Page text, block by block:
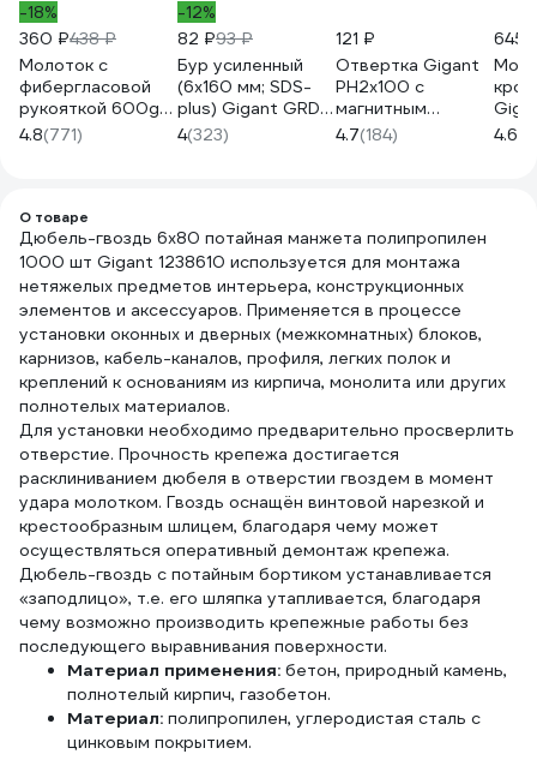
-18%
360 ₽438 ₽
Молоток с
фибергласовой
рукояткой 600g
Gigant HHT600-1
4.8(771)
-12%
82 ₽93 ₽
Бур усиленный
(6х160 мм; SDS-
plus) Gigant GRD
11002
4(323)
121 ₽
Отвертка Gigant
PH2x100 с
магнитным
наконечником GS
PH2100
4.7(184)
645
4.6
О товаре
Дюбель-гвоздь 6x80 потайная манжета полипропилен
1000 шт Gigant 1238610 используется для монтажа
нетяжелых предметов интерьера, конструкционных
элементов и аксессуаров. Применяется в процессе
установки оконных и дверных (межкомнатных) блоков,
карнизов, кабель-каналов, профиля, легких полок и
креплений к основаниям из кирпича, монолита или других
полнотелых материалов.
Для установки необходимо предварительно просверлить
отверстие. Прочность крепежа достигается
расклиниванием дюбеля в отверстии гвоздем в момент
удара молотком. Гвоздь оснащён винтовой нарезкой и
крестообразным шлицем, благодаря чему может
осуществляться оперативный демонтаж крепежа.
Дюбель-гвоздь с потайным бортиком устанавливается
«заподлицо», т.е. его шляпка утапливается, благодаря
чему возможно производить крепежные работы без
последующего выравнивания поверхности.
Материал применения: бетон, природный камень,
полнотелый кирпич, газобетон.
Материал: полипропилен, углеродистая сталь с
цинковым покрытием.